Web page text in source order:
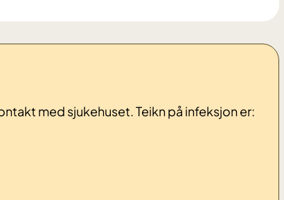
med sjukehuset. Teikn på infeksjon er: